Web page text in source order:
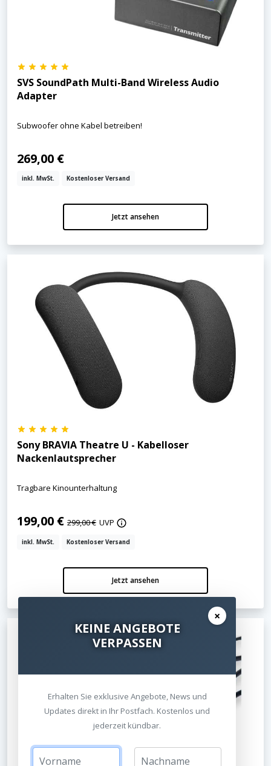
SVS SoundPath Multi-Band Wireless Audio
Adapter
Subwoofer ohne Kabel betreiben!
269,00 €
inkl. MwSt. Kostenloser Versand
Jetzt ansehen
Sony BRAVIA Theatre U - Kabelloser
Nackenlautsprecher
Tragbare Kinounterhaltung
199,00 € 299,00 € UVP
inkl. MwSt. Kostenloser Versand
Jetzt ansehen
×
KEINE ANGEBOTE
VERPASSEN
Erhalten Sie exklusive Angebote, News und
Updates direkt in Ihr Postfach. Kostenlos und
jederzeit kündbar.